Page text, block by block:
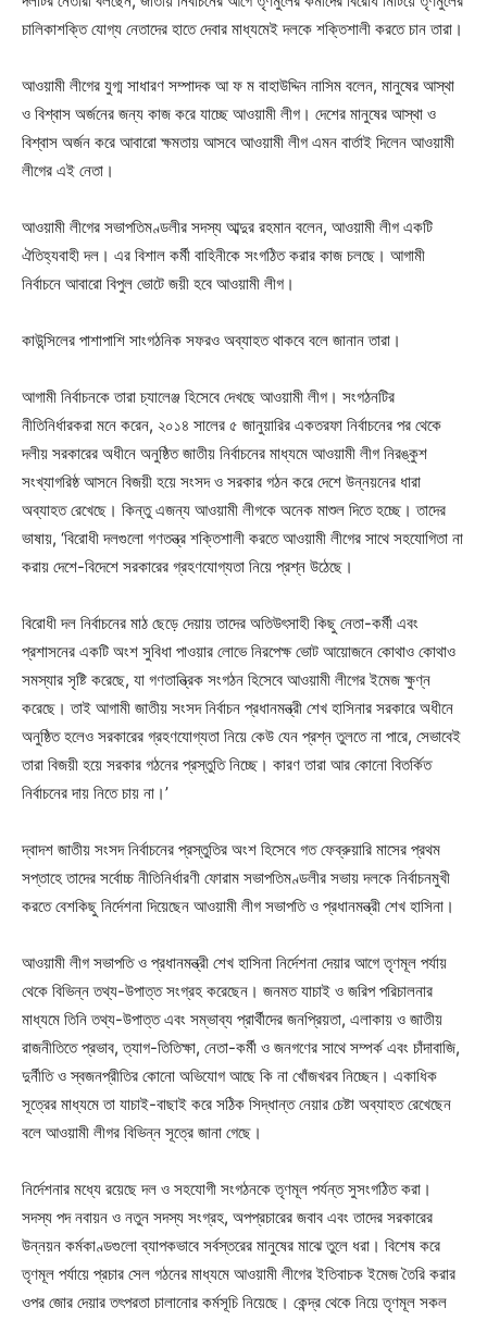
চালিকাশক্তি যোগ্য নেতাদের হাতে দেবার মাধ্যমেই দলকে শক্তিশালী করতে চান তারা।
আওয়ামী লীগের যুগ্ম সাধারণ সম্পাদক আ ফ ম বাহাউদ্দিন নাসিম বলেন, মানুষের আস্থা
ও বিশ্বাস অর্জনের জন্য কাজ করে যাচ্ছে আওয়ামী লীগ। দেশের মানুষের আস্থা ও
বিশ্বাস অর্জন করে আবারো ক্ষমতায় আসবে আওয়ামী লীগ এমন বার্তাই দিলেন আওয়ামী
লীগের এই নেতা।
আওয়ামী লীগের সভাপতিমণ্ডলীর সদস্য আব্দুর রহমান বলেন, আওয়ামী লীগ একটি
ঐতিহ্যবাহী দল। এর বিশাল কর্মী বাহিনীকে সংগঠিত করার কাজ চলছে। আগামী
নির্বাচনে আবারো বিপুল ভোটে জয়ী হবে আওয়ামী লীগ।
কাউন্সিলের পাশাপাশি সাংগঠনিক সফরও অব্যাহত থাকবে বলে জানান তারা।
আগামী নির্বাচনকে তারা চ্যালেঞ্জ হিসেবে দেখছে আওয়ামী লীগ। সংগঠনটির
নীতিনির্ধারকরা মনে করেন, ২০১৪ সালের ৫ জানুয়ারির একতরফা নির্বাচনের পর থেকে
দলীয় সরকারের অধীনে অনুষ্ঠিত জাতীয় নির্বাচনের মাধ্যমে আওয়ামী লীগ নিরঙ্কুশ
সংখ্যাগরিষ্ঠ আসনে বিজয়ী হয়ে সংসদ ও সরকার গঠন করে দেশে উন্নয়নের ধারা
অব্যাহত রেখেছে। কিন্তু এজন্য আওয়ামী লীগকে অনেক মাশুল দিতে হচ্ছে। তাদের
ভাষায়, ‘বিরোধী দলগুলো গণতন্ত্র শক্তিশালী করতে আওয়ামী লীগের সাথে সহযোগিতা না
করায় দেশে-বিদেশে সরকারের গ্রহণযোগ্যতা নিয়ে প্রশ্ন উঠেছে।
বিরোধী দল নির্বাচনের মাঠ ছেড়ে দেয়ায় তাদের অতিউৎসাহী কিছু নেতা-কর্মী এবং
প্রশাসনের একটি অংশ সুবিধা পাওয়ার লোভে নিরপেক্ষ ভোট আয়োজনে কোথাও কোথাও
সমস্যার সৃষ্টি করেছে, যা গণতান্ত্রিক সংগঠন হিসেবে আওয়ামী লীগের ইমেজ ক্ষুণ্ন
করেছে। তাই আগামী জাতীয় সংসদ নির্বাচন প্রধানমন্ত্রী শেখ হাসিনার সরকারে অধীনে
অনুষ্ঠিত হলেও সরকারের গ্রহণযোগ্যতা নিয়ে কেউ যেন প্রশ্ন তুলতে না পারে, সেভাবেই
তারা বিজয়ী হয়ে সরকার গঠনের প্রস্তুতি নিচ্ছে। কারণ তারা আর কোনো বিতর্কিত
নির্বাচনের দায় নিতে চায় না।’
দ্বাদশ জাতীয় সংসদ নির্বাচনের প্রস্তুতির অংশ হিসেবে গত ফেব্রুয়ারি মাসের প্রথম
সপ্তাহে তাদের সর্বোচ্চ নীতিনির্ধারণী ফোরাম সভাপতিমণ্ডলীর সভায় দলকে নির্বাচনমুখী
করতে বেশকিছু নির্দেশনা দিয়েছেন আওয়ামী লীগ সভাপতি ও প্রধানমন্ত্রী শেখ হাসিনা।
আওয়ামী লীগ সভাপতি ও প্রধানমন্ত্রী শেখ হাসিনা নির্দেশনা দেয়ার আগে তৃণমূল পর্যায়
থেকে বিভিন্ন তথ্য-উপাত্ত সংগ্রহ করেছেন। জনমত যাচাই ও জরিপ পরিচালনার
মাধ্যমে তিনি তথ্য-উপাত্ত এবং সম্ভাব্য প্রার্থীদের জনপ্রিয়তা, এলাকায় ও জাতীয়
রাজনীতিতে প্রভাব, ত্যাগ-তিতিক্ষা, নেতা-কর্মী ও জনগণের সাথে সম্পর্ক এবং চাঁদাবাজি,
দুর্নীতি ও স্বজনপ্রীতির কোনো অভিযোগ আছে কি না খোঁজখরব নিচ্ছেন। একাধিক
সূত্রের মাধ্যমে তা যাচাই-বাছাই করে সঠিক সিদ্ধান্ত নেয়ার চেষ্টা অব্যাহত রেখেছেন
বলে আওয়ামী লীগর বিভিন্ন সূত্রে জানা গেছে।
নির্দেশনার মধ্যে রয়েছে দল ও সহযোগী সংগঠনকে তৃণমূল পর্যন্ত সুসংগঠিত করা।
সদস্য পদ নবায়ন ও নতুন সদস্য সংগ্রহ, অপপ্রচারের জবাব এবং তাদের সরকারের
উন্নয়ন কর্মকাণ্ডগুলো ব্যাপকভাবে সর্বস্তরের মানুষের মাঝে তুলে ধরা। বিশেষ করে
তৃণমূল পর্যায়ে প্রচার সেল গঠনের মাধ্যমে আওয়ামী লীগের ইতিবাচক ইমেজ তৈরি করার
ওপর জোর দেয়ার তৎপরতা চালানোর কর্মসূচি নিয়েছে। কেন্দ্র থেকে নিয়ে তৃণমূল সকল